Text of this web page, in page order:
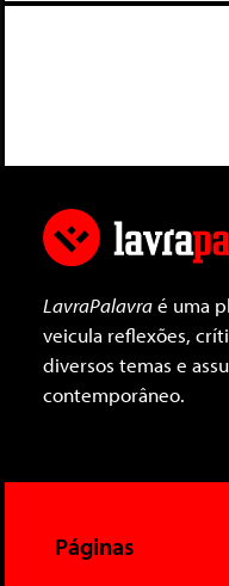
LavraPalavraé uma
veicula reflexões,
diversos temas e
contemporâneo.
Páginas